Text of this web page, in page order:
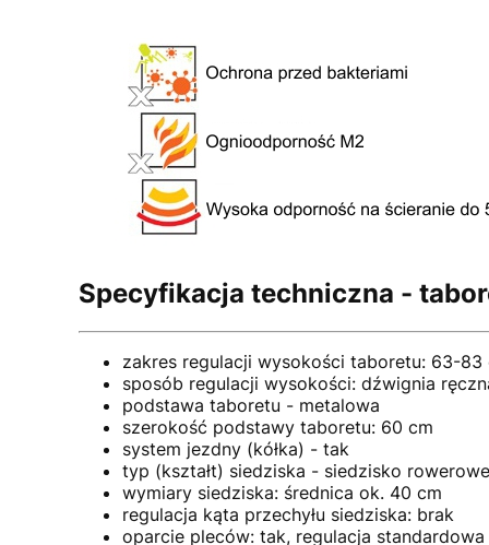
Specyfikacja techniczna -
zakres regulacji wysokości taboretu: 63-83
sposób regulacji wysokości: dźwignia
podstawa taboretu - metalowa
szerokość podstawy taboretu: 60 cm
system jezdny (kółka) - tak
typ (kształt) siedziska - siedzisko rowerowe
wymiary siedziska: średnica ok. 40 cm
regulacja kąta przechyłu siedziska: brak
oparcie pleców: tak, regulacja standardowa